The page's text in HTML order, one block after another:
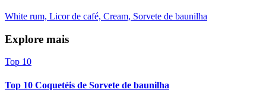
White rum, Licor de café, Cream, Sorvete de baunilha
Explore mais
Top 10
Top 10 Coquetéis de Sorvete de baunilha